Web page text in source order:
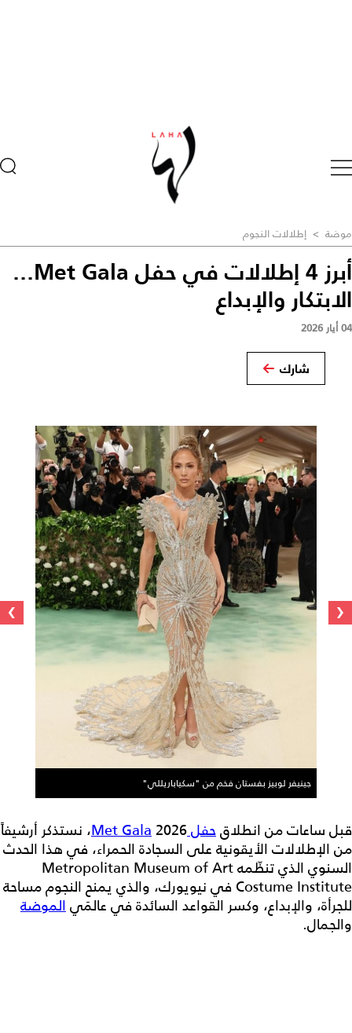
موضة > إطلالات النجوم
أبرز 4 إطلالات في حفل Met Gala...
الابتكار والإبداع
04 أيار 2026
شارك
جينيفر لوبيز بفستان فخم من "سكياباريللي"
‹
›
قبل ساعات من انطلاقحفل Met Gala
2026، نستذكر أرشيفاً
من الإطلالات الأيقونية على السجادة الحمراء، في هذا الحدث
السنوي الذي تنظّمه Metropolitan Museum of Art
Costume Institute في نيويورك، والذي يمنح النجوم مساحة
للجرأة، والإبداع، وكسر القواعد السائدة في عالمَيالموضة
والجمال.